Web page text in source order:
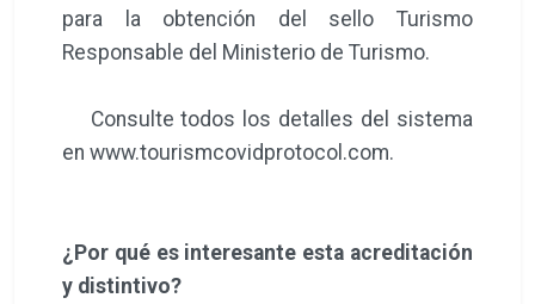
para la obtención del sello Turismo
Responsable del Ministerio de Turismo.
Consulte todos los detalles del sistema
en www.tourismcovidprotocol.com.
¿Por qué es interesante esta acreditación
y distintivo?